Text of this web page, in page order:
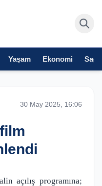
Yaşam Ekonomi
30 May 2025, 16:06
açılış programına;